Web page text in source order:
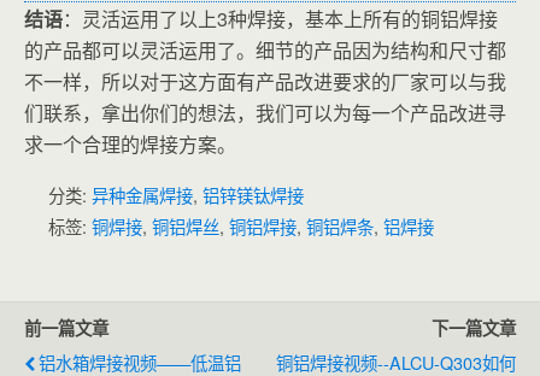
结语：灵活运用了以上3种焊接，基本上所有的铜铝焊接
的产品都可以灵活运用了。细节的产品因为结构和尺寸都
不一样，所以对于这方面有产品改进要求的厂家可以与我
们联系，拿出你们的想法，我们可以为每一个产品改进寻
求一个合理的焊接方案。
分类: 异种金属焊接, 铝锌镁钛焊接
标签: 铜焊接, 铜铝焊丝, 铜铝焊接, 铜铝焊条, 铝焊接
前一篇文章
铝水箱焊接视频——低温铝
下一篇文章
铜铝焊接视频--ALCU-Q303如何